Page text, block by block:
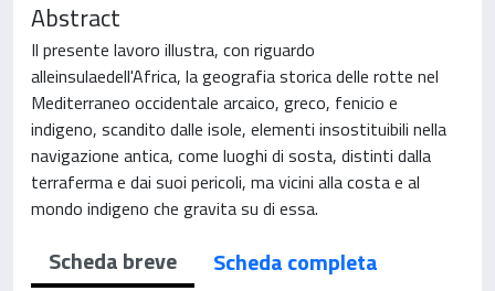
Abstract
Il presente lavoro illustra, con riguardo
alleinsulaedell'Africa, la geografia storica delle rotte nel
Mediterraneo occidentale arcaico, greco, fenicio e
indigeno, scandito dalle isole, elementi insostituibili nella
navigazione antica, come luoghi di sosta, distinti dalla
terraferma e dai suoi pericoli, ma vicini alla costa e al
mondo indigeno che gravita su di essa.
Scheda breve
Scheda completa